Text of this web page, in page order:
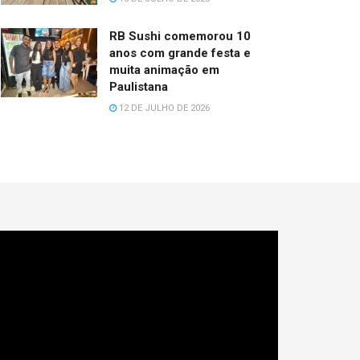
RB Sushi comemorou 10
anos com grande festa e
muita animação em
Paulistana
12 DE JULHO DE 2026